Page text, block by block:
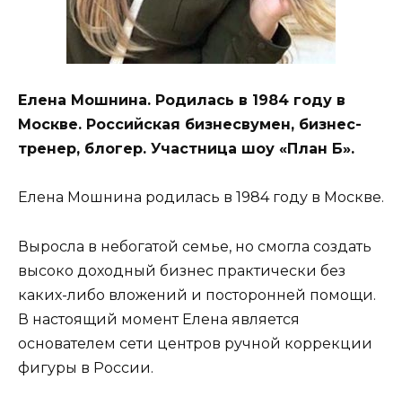
Елена Мошнина. Родилась в 1984 году в
Москве. Российская бизнесвумен, бизнес-
тренер, блогер. Участница шоу «План Б».
Елена Мошнина родилась в 1984 году в Москве.
Выросла в небогатой семье, но смогла создать
высоко доходный бизнес практически без
каких-либо вложений и посторонней помощи.
В настоящий момент Елена является
основателем сети центров ручной коррекции
фигуры в России.